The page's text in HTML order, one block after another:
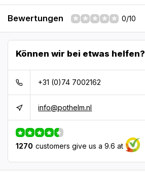
Bewertungen 0/10
Können wir bei etwas helfen?
+31 (0)74 7002162
info@pothelm.nl
1270 customers give us a 9.6 at